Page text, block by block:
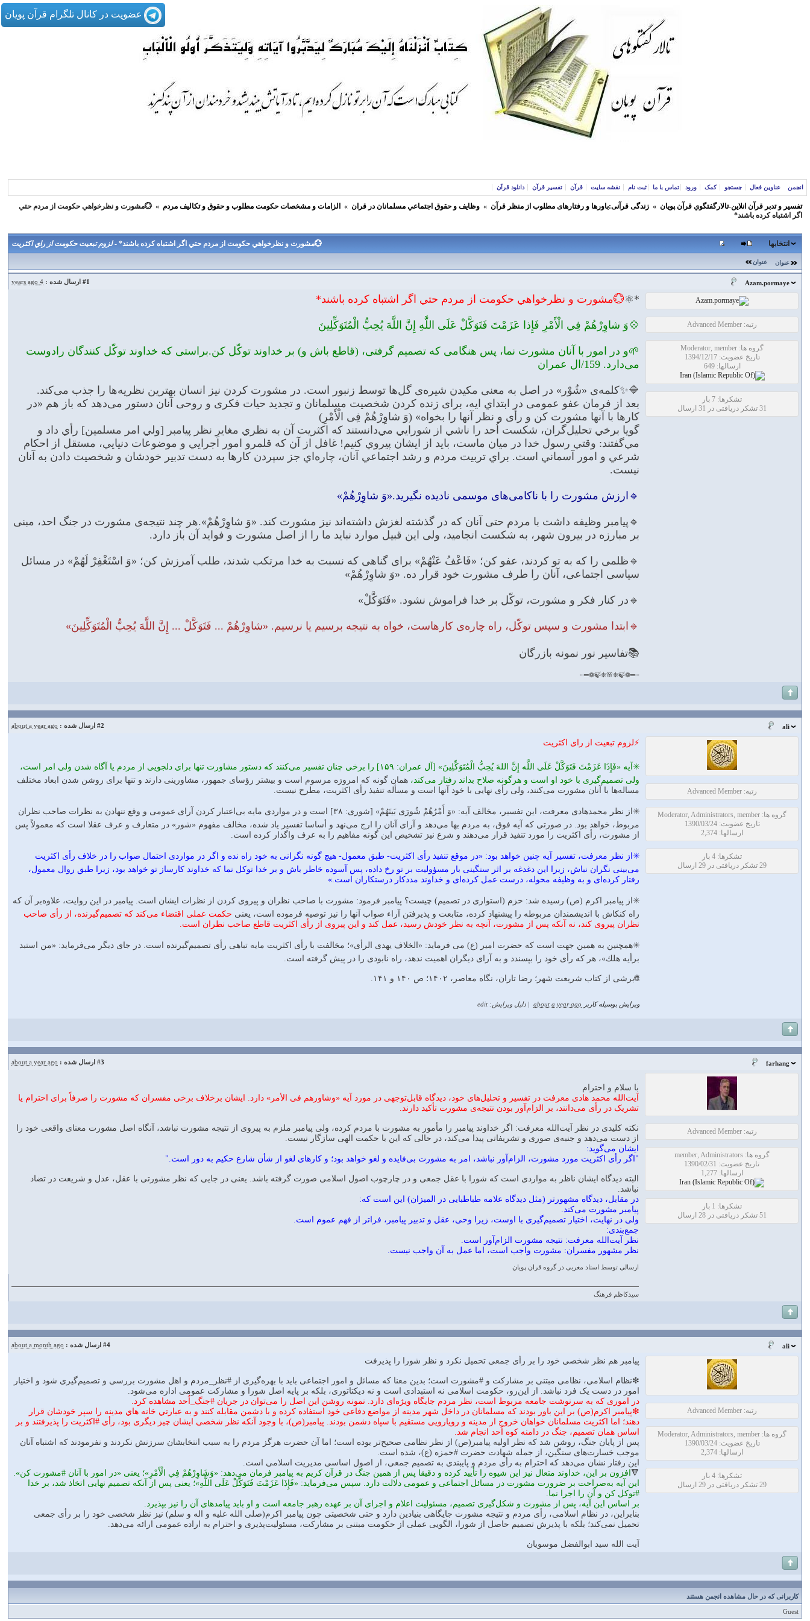
عضویت در کانال تلگرام قرآن پویان
انجمن عناوین فعال جستجو کمک ورود تماس با ما ثبت نام نقشه سایت قرآن تفسیر قرآن دانلود قرآن
تفسير و‌ تدبر قرآن انلاين-تالارگفتگوي قرآن پویان » زندگی قرآنی:باورها و رفتارهای مطلوب از منظر قرآن » وظايف و حقوق اجتماعي مسلمانان در قران » الزامات و مشخصات حكومت مطلوب و حقوق و تكاليف مردم » 💮مشورت و نظرخواهي حكومت از مردم حتي
اگر اشتباه كرده باشند*
💮مشورت و نظرخواهي حكومت از مردم حتي اگر اشتباه كرده باشند* -لزوم تبعيت حكومت از راي اكثريت انتخابها
عنوان عنوان
Azam.pormaye
#1 ارسال شده : 4 years ago
رتبه: Advanced Member
گروه ها: Moderator, member
تاریخ عضویت: 1394/12/17
ارسالها: 649
تشکرها: 7 بار
31 تشکر دریافتی در 31 ارسال
*⚛💮مشورت و نظرخواهي حكومت از مردم حتي اگر اشتباه كرده باشند*
💠وَ شاوِرْهُمْ فِي الْأَمْرِ فَإِذا عَزَمْتَ فَتَوَكَّلْ عَلَى اللَّهِ إِنَّ اللَّهَ يُحِبُّ الْمُتَوَكِّلِينَ‌
🌱و در امور با آنان مشورت نما، پس هنگامى كه تصميم گرفتى، (قاطع باش و) بر خداوند توكّل كن.براستى كه خداوند توكّل كنندگان رادوست
مى‌دارد. 159/ال عمران
🔷✨كلمه‌ى «شُوْر» در اصل به معنى مكيدن شيره‌ى گل‌ها توسط زنبور است. در مشورت كردن نيز انسان بهترين نظريه‌ها را جذب مى‌كند.
بعد از فرمان عفو عمومی در ابتداي ايه، برای زنده کردن شخصیت مسلمانان و تجدید حیات فکری و روحی آنان دستور می‌دهد که باز هم «در
کارها با آنها مشورت کن و رأی و نظر آنها را بخواه» (وَ شاوِرْهُمْ فِی الْأَمْرِ)
گويا برخي تحليل‌گران، شكست اُحد را ناشي از شورايي مي‌دانستند كه اكثريت آن به نظري مغايرِ نظر پيامبر [ولي امر مسلمين] رأي داد و
مي‌گفتند: وقتي رسول خدا در ميان ماست، بايد از ايشان پيروي كنيم! غافل از آن كه قلمرو امور اجرايي و موضوعات دنيايي، مستقل از احكام
شرعي و امور آسماني است. براي تربيت مردم و رشد اجتماعي آنان، چاره‌اي جز سپردن كارها به دست تدبير خودشان و شخصيت دادن به آنان
نيست.
🔹ارزش مشورت را با ناكامى‌هاى موسمى ناديده نگيريد.«وَ شاوِرْهُمْ»
🔹پيامبر وظيفه داشت با مردم حتى آنان كه در گذشته لغزش داشته‌اند نيز مشورت كند. «وَ شاوِرْهُمْ».هر چند نتيجه‌ى مشورت در جنگ احد، مبنى
بر مبارزه در بيرون شهر، به شكست انجاميد، ولى اين قبيل موارد نبايد ما را از اصل مشورت و فوايد آن باز دارد.
🔹ظلمى را كه به تو كردند، عفو كن؛ «فَاعْفُ عَنْهُمْ» براى گناهى كه نسبت به خدا مرتكب شدند، طلب آمرزش كن؛ «وَ اسْتَغْفِرْ لَهُمْ» در مسائل
سياسى اجتماعى، آنان را طرف مشورت خود قرار ده. «وَ شاوِرْهُمْ»
🔹در كنار فكر و مشورت، توكّل بر خدا فراموش نشود. «فَتَوَكَّلْ»
🔹ابتدا مشورت و سپس توكّل، راه چاره‌ى كارهاست، خواه به نتيجه برسيم يا نرسيم. «شاوِرْهُمْ ... فَتَوَكَّلْ ... إِنَّ اللَّهَ يُحِبُّ الْمُتَوَكِّلِينَ»
📚تفاسير نور نمونه بازرگان
┄═❁🍃❈🌸❈🍃❁═┄
ali
#2 ارسال شده : about a year ago
رتبه: Advanced Member
گروه ها: Moderator, Administrators, member
تاریخ عضویت: 1390/03/24
ارسالها: 2,374
تشکرها: 4 بار
29 تشکر دریافتی در 29 ارسال
⚡️لزوم تبعیت از رای اکثریت
✳️آیه «فَإِذَا عَزَمْتَ فَتَوَكَّلْ عَلَى اللَّه إِنَّ اللهَ يُحِبُّ الْمُتَوَكِّلِينَ» [آل عمران: ۱۵۹] را برخی چنان تفسیر می‌کنند که دستور مشاورت تنها برای دلجویی از مردم یا آگاه شدن ولی امر است،
ولی تصمیم‌گیری با خود او است و هرگونه صلاح بداند رفتار می‌کند، همان گونه که امروزه مرسوم است و بیشتر رؤسای جمهور، مشاورینی دارند و تنها برای روشن شدن ابعاد مختلف
مساله‌ها با آنان مشورت می‌کنند، ولی رأی نهایی با خود آنها است و مسأله تنفیذ رأی اکثریت، مطرح نیست.
✳️از نظر محمدهادی معرفت، این تفسیر، مخالف آیه: «وَ أَمْرُهُمْ شُورَى بَینَهُمْ» [شوری: ۳۸] است و در مواردی مایه بی‌اعتبار کردن آرای عمومی و وقع ننهادن به نظرات صاحب نظران
مربوط، خواهد بود. در صورتی که آیه فوق، به مردم بها می‌دهد و آرای آنان را ارج می‌نهد و أساسا تفسیر یاد شده، مخالف مفهوم «شور» در متعارف و عرف عقلا است که معمولاً پس
از مشورت، رأی اکثریت را مورد تنفیذ قرار می‌دهند و شرع نیز تشخیص این گونه مفاهیم را به عرف واگذار کرده است.
✳️از نظر معرفت، تفسیر آیه چنین خواهد بود: «در موقع تنفيذ رأى اكثریت- طبق معمول- هیچ گونه نگرانی به خود راه نده و اگر در مواردی احتمال صواب را در خلاف رأی اکثریت
می‌بینی نگران نباش، زیرا این دغدغه بر اثر سنگینی بار مسؤولیت بر تو رخ داده، پس آسوده خاطر باش و بر خدا توکل نما که خداوند کارساز تو خواهد بود، زیرا طبق روال معمول،
رفتار کرده‌ای و به وظیفه محوله، درست عمل کرده‌ای و خداوند مددکار درستکاران است.»
✳️از پیامبر اکرم (ص) رسیده شد: حزم (استواری در تصمیم) چیست؟ پیامبر فرمود: مشورت با صاحب نظران و پیروی کردن از نظرات ایشان است. پیامبر در این روایت، علاوه‌بر آن که
راه کنکاش با اندیشمندان مربوطه را پیشنهاد کرده، متابعت و پذیرفتن آراء صواب آنها را نیز توصیه فرموده است، یعنی حکمت عملی اقتضاء می‌کند که تصمیم‌گیرنده، از رأی صاحب
نظران پیروی کند، نه آنکه پس از مشورت، آنچه به نظر خودش رسید، عمل کند و این پیروی از رأی اکثریت قاطع صاحب نظران است.
✳️همچنین به همین جهت است که حضرت امیر (ع) می فرماید: «الخلاف يهدى الرأى»؛ مخالفت با رأی اکثریت مایه تباهی رأی تصمیم‌گیرنده است. در جای دیگر می‌فرماید: «من استبد
برأيه هلك»، هر که رأی خود را بپسندد و به آرای دیگران اهمیت ندهد، راه نابودی را در پیش گرفته است.
🌐برشی از کتاب شریعت شهر؛ رضا تاران، نگاه معاصر، ۱۴۰۲؛ ص ۱۴۰ و ۱۴۱.
ویرایش بوسیله کاربر about a year ago دلیل ویرایش: edit
farhang
#3 ارسال شده : about a year ago
رتبه: Advanced Member
گروه ها: member, Administrators
تاریخ عضویت: 1390/02/31
ارسالها: 1,277
تشکرها: 1 بار
51 تشکر دریافتی در 28 ارسال
با سلام و احترام
آیت‌الله محمد هادی معرفت در تفسیر و تحلیل‌های خود، دیدگاه قابل‌توجهی در مورد آیه «وشاورهم فی الأمر» دارد. ایشان برخلاف برخی مفسران که مشورت را صرفاً برای احترام یا
تشریک در رأی می‌دانند، بر الزام‌آور بودن نتیجه‌ی مشورت تأکید دارند.
نکته کلیدی در نظر آیت‌الله معرفت: اگر خداوند پیامبر را مأمور به مشورت با مردم کرده، ولی پیامبر ملزم به پیروی از نتیجه مشورت نباشد، آنگاه اصل مشورت معنای واقعی خود را
از دست می‌دهد و جنبه‌ی صوری و تشریفاتی پیدا می‌کند، در حالی که این با حکمت الهی سازگار نیست.
ایشان می‌گوید:
"اگر رأی اکثریت مورد مشورت، الزام‌آور نباشد، امر به مشورت بی‌فایده و لغو خواهد بود؛ و کارهای لغو از شأن شارع حکیم به دور است."
البته دیدگاه ایشان ناظر به مواردی است که شورا با عقل جمعی و در چارچوب اصول اسلامی صورت گرفته باشد. یعنی در جایی که نظر مشورتی با عقل، عدل و شریعت در تضاد
نباشد.
در مقابل، دیدگاه مشهورتر (مثل دیدگاه علامه طباطبایی در المیزان) این است که:
پیامبر مشورت می‌کند.
ولی در نهایت، اختیار تصمیم‌گیری با اوست، زیرا وحی، عقل و تدبیر پیامبر، فراتر از فهم عموم است.
جمع‌بندی:
نظر آیت‌الله معرفت: نتیجه مشورت الزام‌آور است.
نظر مشهور مفسران: مشورت واجب است، اما عمل به آن واجب نیست.
ارسالی توسط استاد مغربی در گروه قران پویان
سیدکاظم فرهنگ
ali
#4 ارسال شده : about a month ago
رتبه: Advanced Member
گروه ها: Moderator, Administrators, member
تاریخ عضویت: 1390/03/24
ارسالها: 2,374
تشکرها: 4 بار
29 تشکر دریافتی در 29 ارسال
پیامبر هم نظر شخصی خود را بر رأی جمعی تحمیل نکرد و نظر شورا را پذیرفت
❇نظام اسلامی، نظامی مبتنی بر مشارکت و #مشورت است؛ بدین معنا که مسائل و امور اجتماعی باید با بهره‌گیری از #نظر_مردم و اهل مشورت بررسی و تصمیم‌گیری شود و اختیار
امور در دست یک فرد نباشد. از این‌رو، حکومت اسلامی نه استبدادی است و نه دیکتاتوری، بلکه بر پایه اصل شورا و مشارکت عمومی اداره می‌شود.
در اموری که به سرنوشت جامعه مربوط است، نظر مردم جایگاه ویژه‌ای دارد. نمونه روشن این اصل را می‌توان در جریان #جنگ_اُحد مشاهده کرد.
❇پیامبر اکرم(ص) بر این باور بودند که مسلمانان در داخل شهر مدینه از مواضع دفاعی خود استفاده کرده و با دشمن مقابله کنند و به عبارتي خانه هاي مدينه را سپر خودشان قرار
دهند؛ اما اکثریت مسلمانان خواهان خروج از مدینه و رویارویی مستقیم با سپاه دشمن بودند. پیامبر(ص)، با وجود آنکه نظر شخصی ایشان چیز دیگری بود، رأی #اکثریت را پذیرفتند و بر
اساس همان تصمیم، جنگ در دامنه کوه اُحد انجام شد.
پس از پایان جنگ، روشن شد که نظر اولیه پیامبر(ص) از نظر نظامی صحیح‌تر بوده است؛ اما آن حضرت هرگز مردم را به سبب انتخابشان سرزنش نکردند و نفرمودند که اشتباه آنان
موجب خسارت‌های سنگین، از جمله شهادت حضرت #حمزه (ع)، شده است.
این رفتار نشان می‌دهد که احترام به رأی مردم و پایبندی به تصمیم جمعی، از اصول اساسی مدیریت اسلامی است.
🔻 افزون بر این، خداوند متعال نیز این شیوه را تأیید کرده و دقيقا پس از همين جنگ در قرآن کریم به پیامبر فرمان می‌دهد: «وَشَاوِرْهُمْ فِي الْأَمْرِ»؛ یعنی «در امور با آنان #مشورت کن».
این آیه به‌صراحت بر ضرورت مشورت در مسائل اجتماعی و عمومی دلالت دارد. سپس می‌فرماید: «فَإِذَا عَزَمْتَ فَتَوَكَّلْ عَلَى اللَّهِ»؛ یعنی پس از آنکه تصمیم نهایی اتخاذ شد، بر خدا
#توکل کن و آن را اجرا نما.
بر اساس این آیه، پس از مشورت و شکل‌گیری تصمیم، مسئولیت اعلام و اجرای آن بر عهده رهبر جامعه است و او باید پیامدهای آن را نیز بپذیرد.
بنابراین، در نظام اسلامی، رأی مردم و نتیجه مشورت جایگاهی بنیادین دارد و حتی شخصیتی چون پیامبر اکرم(صلی الله علیه و اله و سلم) نیز نظر شخصی خود را بر رأی جمعی
تحمیل نمی‌کند؛ بلکه با پذیرش تصمیم حاصل از شورا، الگویی عملی از حکومت مبتنی بر مشارکت، مسئولیت‌پذیری و احترام به اراده عمومی ارائه می‌دهد.
آیت الله سید ابوالفضل موسویان
کاربرانی که در حال مشاهده انجمن هستند
Guest